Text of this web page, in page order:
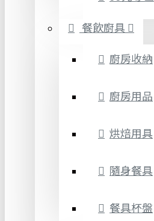
餐飲廚具
廚房收納
廚房用品
烘焙用具
隨身餐具
餐具杯盤